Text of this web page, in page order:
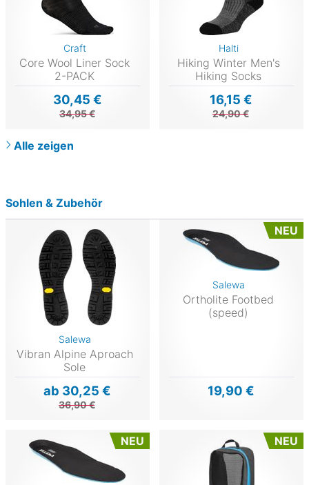
Craft
Core Wool Liner Sock
2-PACK
30,45 €
34,95 €
Halti
Hiking Winter Men's
Hiking Socks
16,15 €
24,90 €
Alle zeigen
Sohlen & Zubehör
Salewa
Vibran Alpine Aproach
Sole
ab 30,25 €
36,90 €
NEU
Salewa
Ortholite Footbed
(speed)
19,90 €
NEU NEU